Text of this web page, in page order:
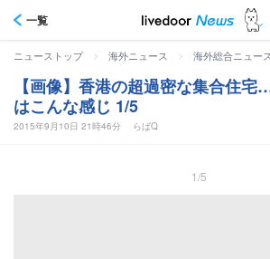
一覧
ニューストップ > 海外ニュース > 海外総合ニュース
【画像】香港の超過密な集合住
はこんな感じ 1/5
2015年9月10日 21時46分 らばQ
1/5